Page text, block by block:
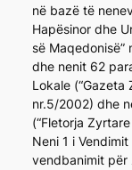
në bazë të
Hapësinor dhe
së Maqedonisë”
dhe nenit 62
Lokale (“Gazeta
nr.5/2002) dhe
(“Fletorja
Neni 1 i
vendbanimit për